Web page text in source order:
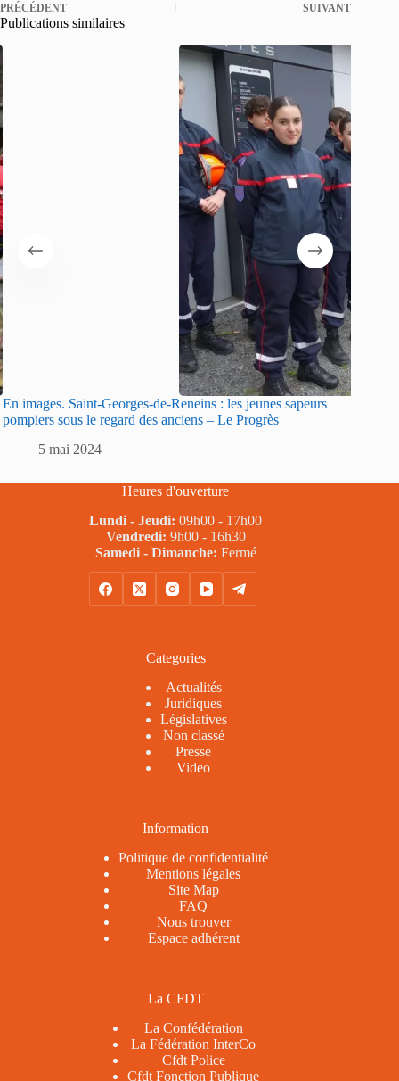
PRÉCÉDENT SUIVANT
Publications similaires
En images. Saint-Georges-de-Reneins : les jeunes sapeurs
pompiers sous le regard des anciens – Le Progrès
5 mai 2024
Heures d'ouverture
Lundi - Jeudi: 09h00 - 17h00
Vendredi: 9h00 - 16h30
Samedi - Dimanche: Fermé
Categories
Actualités
Juridiques
Législatives
Non classé
Presse
Video
Information
Politique de confidentialité
Mentions légales
Site Map
FAQ
Nous trouver
Espace adhérent
La CFDT
La Confédération
La Fédération InterCo
Cfdt Police
Cfdt Fonction Publique